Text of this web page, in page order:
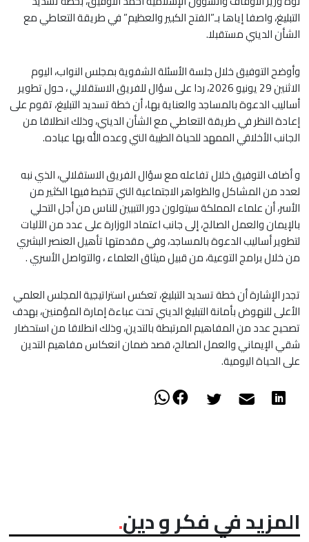
التبليغ، واصفا إياها بـ”الفتح الكبير والعظيم” في طريقة التعاطي مع
الشأن الديني مستقبلا.
وأوضح التوفيق خلال جلسة الأسئلة الشفوية بمجلس النواب، اليوم
الاثنين 29 يونيو 2026، ردا على سؤال للفريق الاستقلالي ، حول تطوير
أساليب الدعوة بالمساجد والعناية بها، أن خطة تسديد التبليغ، تقوم على
إعادة النظر في طريقة التعاطي مع الشأن الديني، وذلك انطلاقا من
الجانب الأخلاقي الممهد للحياة الطيبة التي وعده الله بها عباده.
و أضاف التوفيق خلال تفاعله مع سؤال الفريق الاستقلالي، الذي نبه
لعدد من المشاكل والظواهر الاجتماعية التي تتخبط فيها الكثير من
الأسر، أن علماء المملكة سيتولون دور التبيين للناس من أجل التحلي
بالإيمان والعمل الصالح، إلى جانب اعتماد الوزارة على عدد من الآليات
لتطوير أساليب الدعوة بالمساجد، وفي مقدمتها تأهيل العنصر البشري
من خلال برامج التوعية، من قبيل ميثاق العلماء ، والتواصل الأسري .
تجدر الإشارة أن خطة تسديد التبليغ، تعكس استراتيجية المجلس العلمي
الأعلى للنهوض بأمانة التبليغ الديني تحت عباءة إمارة المؤمنين، بهدف
تصحيح عدد من المفاهيم المرتبطة بالتدين، وذلك انطلاقا من استحضار
شقي الإيماني والعمل الصالح، قصد ضمان انعكاس مفاهيم التدين
على الحياة اليومية.
المزيد في فكر و دين